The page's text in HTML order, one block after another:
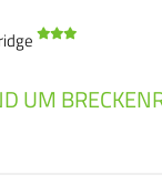
UM